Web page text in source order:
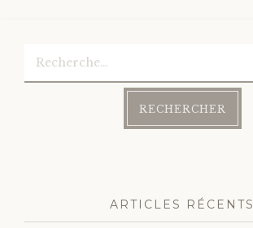
ARTICLES RÉCENTS